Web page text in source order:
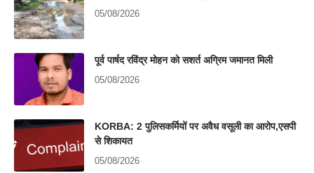
05/08/2026
पूर्व पार्षद रविंद्र मोहन को सशर्त अग्रिम जमानत मिली
05/08/2026
KORBA: 2 पुलिसकर्मियों पर अवैध वसूली का आरोप,एसपी
से शिकायत
05/08/2026